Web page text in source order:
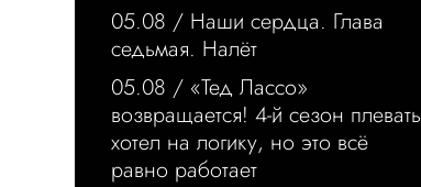
05.08 / Наши сердца. Глава
седьмая. Налёт
05.08 / «Тед Лассо»
возвращается! 4-й сезон плевать
хотел на логику, но это всё
равно работает